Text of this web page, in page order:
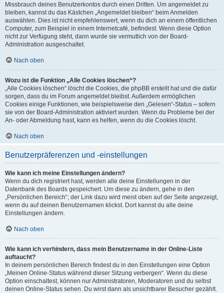
Missbrauch deines Benutzerkontos durch einen Dritten. Um angemeldet zu
bleiben, kannst du das Kästchen „Angemeldet bleiben“ beim Anmelden
auswählen. Dies ist nicht empfehlenswert, wenn du dich an einem öffentlichen
Computer, zum Beispiel in einem Internetcafé, befindest. Wenn diese Option
nicht zur Verfügung steht, dann wurde sie vermutlich von der Board-
Administration ausgeschaltet.
Nach oben
Wozu ist die Funktion „Alle Cookies löschen“?
„Alle Cookies löschen“ löscht die Cookies, die phpBB erstellt hat und die dafür
sorgen, dass du im Forum angemeldet bleibst. Außerdem ermöglichen
Cookies einige Funktionen, wie beispielsweise den „Gelesen“-Status – sofern
sie von der Board-Administration aktiviert wurden. Wenn du Probleme bei der
An- oder Abmeldung hast, kann es helfen, wenn du die Cookies löscht.
Nach oben
Benutzerpräferenzen und -einstellungen
Wie kann ich meine Einstellungen ändern?
Wenn du dich registriert hast, werden alle deine Einstellungen in der
Datenbank des Boards gespeichert. Um diese zu ändern, gehe in den
„Persönlichen Bereich“; der Link dazu wird meist oben auf der Seite angezeigt,
wenn du auf deinen Benutzernamen klickst. Dort kannst du alle deine
Einstellungen ändern.
Nach oben
Wie kann ich verhindern, dass mein Benutzername in der Online-Liste
auftaucht?
In deinem persönlichen Bereich findest du in den Einstellungen eine Option
„Meinen Online-Status während dieser Sitzung verbergen“. Wenn du diese
Option einschaltest, können nur Administratoren, Moderatoren und du selbst
deinen Online-Status sehen. Du wirst dann als unsichtbarer Besucher gezählt.